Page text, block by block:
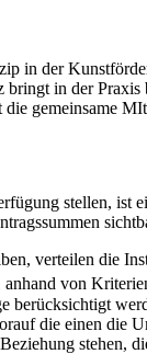
in der
in der
gemeinsame
stellen, ist
verteilen die
von
die einen die